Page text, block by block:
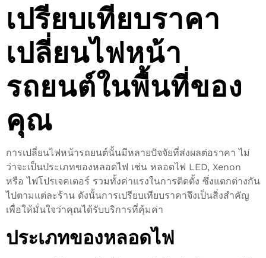
เปรียบเทียบราคา
เปลี่ยนไฟหน้า
รถยนต์ในพื้นที่ของ
คุณ
การเปลี่ยนไฟหน้ารถยนต์นั้นมีหลายปัจจัยที่ส่งผลต่อราคา ไม่
ว่าจะเป็นประเภทของหลอดไฟ เช่น หลอดไฟ LED, Xenon
หรือ ไฟโปรเจคเตอร์ รวมทั้งค่าแรงในการติดตั้ง ซึ่งแตกต่างกัน
ไปตามแต่ละร้าน ดังนั้นการเปรียบเทียบราคาจึงเป็นสิ่งสำคัญ
เพื่อให้มั่นใจว่าคุณได้รับบริการที่คุ้มค่า
ประเภทของหลอดไฟ